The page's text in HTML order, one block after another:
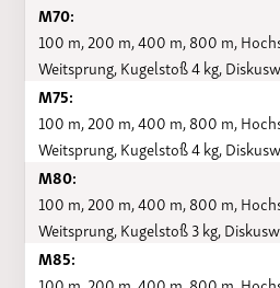
M70:
100 m, 200 m, 400 m, 800 m,
Weitsprung, Kugelstoß 4 kg,
M75:
100 m, 200 m, 400 m, 800 m,
Weitsprung, Kugelstoß 4 kg,
M80:
100 m, 200 m, 400 m, 800 m,
Weitsprung, Kugelstoß 3 kg,
M85: